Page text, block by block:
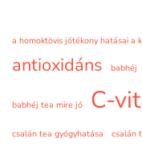
a homoktövis jótékony hatásai a
antioxidáns babhéj
babhéj tea mire jó C-
csalán tea gyógyhatása csalán